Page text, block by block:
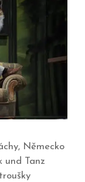
Německo
und Tanz